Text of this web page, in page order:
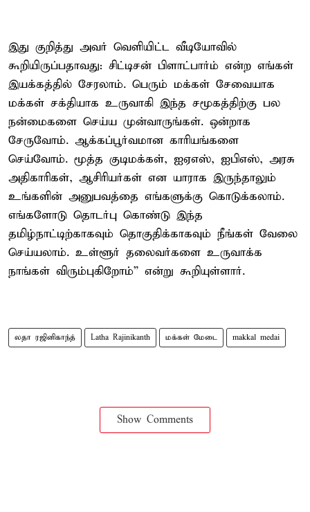
இது குறித்து அவர் வெளியிட்ட வீடியோவில்
கூறியிருப்பதாவது: சிட்டிசன் பிளாட்பார்ம் என்ற எங்கள்
இயக்கத்தில் சேரலாம். பெரும் மக்கள் சேவையாக
மக்கள் சக்தியாக உருவாகி இந்த சமூகத்திற்கு பல
நன்மைகளை செய்ய முன்வாருங்கள். ஒன்றாக
சேருவோம். ஆக்கப்பூர்வமான காரியங்களை
செய்வோம். மூத்த குடிமக்கள், ஐஏஎஸ், ஐபிஎஸ், அரசு
அதிகாரிகள், ஆசிரியர்கள் என யாராக இருந்தாலும்
உங்களின் அனுபவத்தை எங்களுக்கு கொடுக்கலாம்.
எங்களோடு தொடர்பு கொண்டு இந்த
தமிழ்நாட்டிற்காகவும் தொகுதிக்காகவும் நீங்கள் வேலை
செய்யலாம். உள்ளூர் தலைவர்களை உருவாக்க
நாங்கள் விரும்புகிறோம்” என்று கூறியுள்ளார்.
லதா ரஜினிகாந்த் Latha Rajinikanth மக்கள் மேடை makkal medai
Show Comments